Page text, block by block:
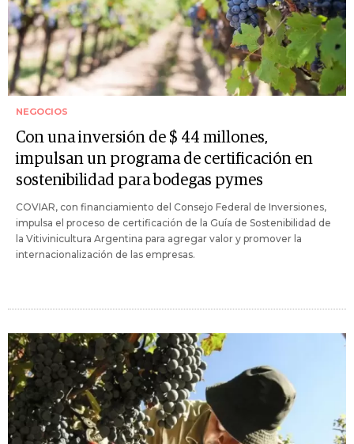
NEGOCIOS
Con una inversión de $ 44 millones,
impulsan un programa de certificación en
sostenibilidad para bodegas pymes
COVIAR, con financiamiento del Consejo Federal de Inversiones,
impulsa el proceso de certificación de la Guía de Sostenibilidad de
la Vitivinicultura Argentina para agregar valor y promover la
internacionalización de las empresas.